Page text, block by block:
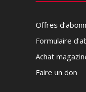
Offres
Formulaire
Achat
Faire un don